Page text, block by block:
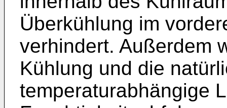
Überkühlung im
verhindert. Außerdem
Kühlung und die
temperaturabhängige